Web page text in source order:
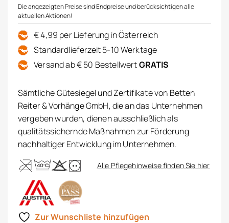
Die angezeigten Preise sind Endpreise und berücksichtigen alle
aktuellen Aktionen!
€ 4,99 per Lieferung in Österreich
Standardlieferzeit 5-10 Werktage
Versand ab € 50 BestellwertGRATIS
Sämtliche Gütesiegel und Zertifikate von Betten
Reiter & Vorhänge GmbH, die an das Unternehmen
vergeben wurden, dienen ausschließlich als
qualitätssichernde Maßnahmen zur Förderung
nachhaltiger Entwicklung im Unternehmen.
Alle Pflegehinweise finden Sie hier
Zur Wunschliste hinzufügen